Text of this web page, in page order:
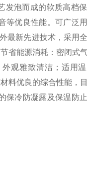
发泡而成的软质高档
等优良性能。可广泛
最新先进技术，采用
省能源消耗：密闭式
观雅致清洁；适用
料优良的综合性能，
保冷防凝露及保温防